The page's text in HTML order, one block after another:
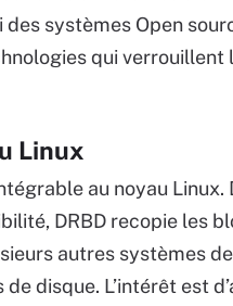
systèmes Open
qui verrouillent
Linux
au noyau Linux.
DRBD recopie les
autres systèmes
disque. L’intérêt est